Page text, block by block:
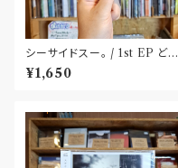
シーサイドスー。 / 1st EP どう
か健やかに！(CD)〝静岡県三島
市〟
¥1,650